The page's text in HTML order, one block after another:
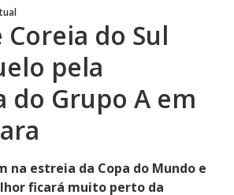
do Sul
pela
do Grupo A em
na estreia da Copa do Mundo e
ficará muito perto da